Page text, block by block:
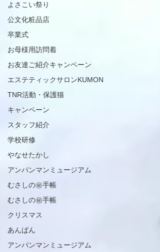
よさこい祭り
公文化粧品店
卒業式
お母様用訪問着
お友達ご紹介キャンペーン
エステティックサロンKUMON
TNR活動・保護猫
キャンペーン
スタッフ紹介
学校研修
やなせたかし
アンパンマンミュージアム
むさしの㊙手帳
むさしの㊙手帳
クリスマス
あんぱん
アンパンマンミュージアム